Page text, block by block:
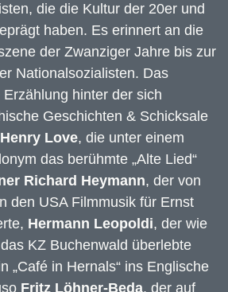
die die Kultur der 20er und
haben. Es erinnert an die
der Zwanziger Jahre bis zur
Nationalsozialisten. Das
hinter der sich
Geschichten & Schicksale
Henry Love, die unter einem
das berühmte „Alte Lied“
Richard Heymann, der von
den USA Filmmusik für Ernst
Hermann Leopoldi, der wie
KZ Buchenwald überlebte
„Café in Hernals“ ins Englische
Fritz Löhner-Beda, der auf